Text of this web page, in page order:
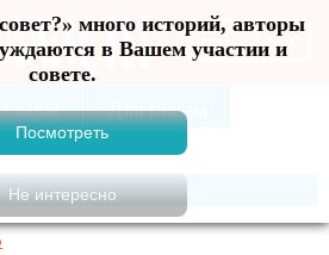
много историй, авторы
в Вашем участии и
совете.
Меню